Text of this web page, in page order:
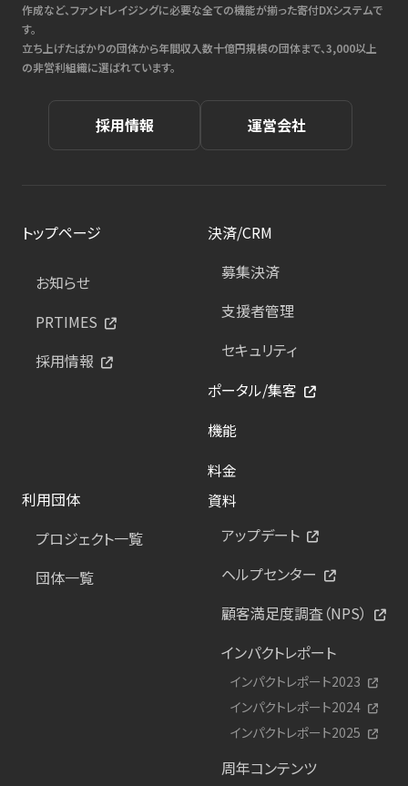
作成など、ファンドレイジングに必要な全ての機能が揃った寄付DXシステムで
す。
立ち上げたばかりの団体から年間収入数十億円規模の団体まで、3,000以上
の非営利組織に選ばれています。
採用情報 運営会社
トップページ
お知らせ
PRTIMES
採用情報
決済/CRM
募集決済
支援者管理
セキュリティ
ポータル/集客
機能
料金
利用団体
プロジェクト一覧
団体一覧
資料
アップデート
ヘルプセンター
顧客満足度調査（NPS）
インパクトレポート
インパクトレポート2023
インパクトレポート2024
インパクトレポート2025
周年コンテンツ